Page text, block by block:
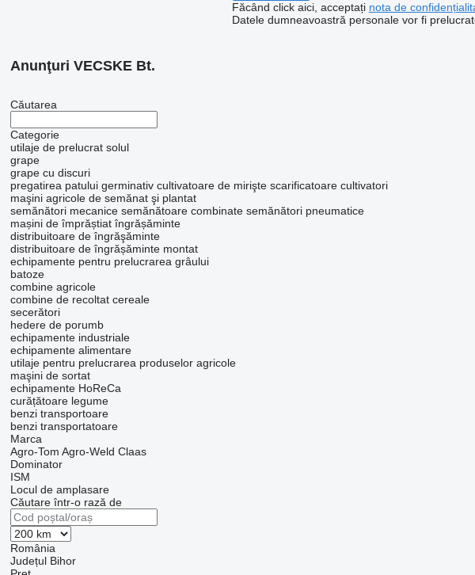
Făcând click aici, acceptați nota de
Datele dumneavoastră personale vor fi
Anunţuri VECSKE Bt.
Căutarea
Categorie
utilaje de prelucrat solul
grape
grape cu discuri
pregatirea patului germinativ cultivatoare de mirişte scarificatoare cultivatori
maşini agricole de semănat şi plantat
semănători mecanice semănătoare combinate semănători pneumatice
mașini de împrăștiat îngrășăminte
distribuitoare de îngrăşăminte
distribuitoare de îngrășăminte montat
echipamente pentru prelucrarea grâului
batoze
combine agricole
combine de recoltat cereale
secerători
hedere de porumb
echipamente industriale
echipamente alimentare
utilaje pentru prelucrarea produselor agricole
maşini de sortat
echipamente HoReCa
curățătoare legume
benzi transportoare
benzi transportatoare
Marca
Agro-Tom Agro-Weld Claas
Dominator
ISM
Locul de amplasare
Căutare într-o rază de
România
Județul Bihor